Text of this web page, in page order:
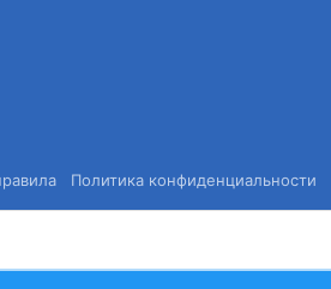
Политика конфиденциальности